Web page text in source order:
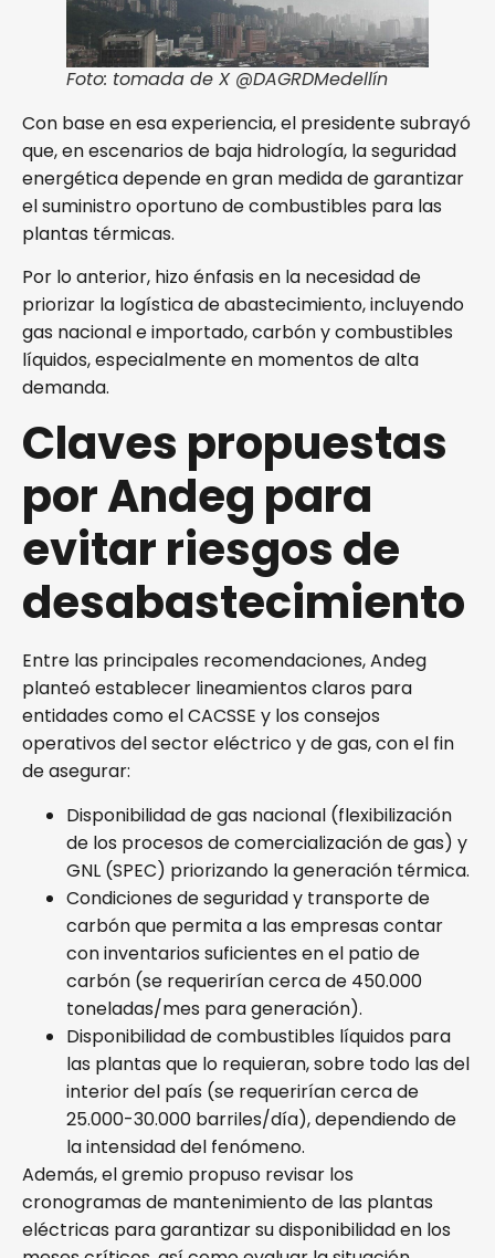
Foto: tomada de X @DAGRDMedellín
Con base en esa experiencia, el presidente subrayó
que, en escenarios de baja hidrología, la seguridad
energética depende en gran medida de garantizar
el suministro oportuno de combustibles para las
plantas térmicas.
Por lo anterior, hizo énfasis en la necesidad de
priorizar la logística de abastecimiento, incluyendo
gas nacional e importado, carbón y combustibles
líquidos, especialmente en momentos de alta
demanda.
Claves propuestas
por Andeg para
evitar riesgos de
desabastecimiento
Entre las principales recomendaciones, Andeg
planteó establecer lineamientos claros para
entidades como el CACSSE y los consejos
operativos del sector eléctrico y de gas, con el fin
de asegurar:
Disponibilidad de gas nacional (flexibilización
de los procesos de comercialización de gas) y
GNL (SPEC) priorizando la generación térmica.
Condiciones de seguridad y transporte de
carbón que permita a las empresas contar
con inventarios suficientes en el patio de
carbón (se requerirían cerca de 450.000
toneladas/mes para generación).
Disponibilidad de combustibles líquidos para
las plantas que lo requieran, sobre todo las del
interior del país (se requerirían cerca de
25.000-30.000 barriles/día), dependiendo de
la intensidad del fenómeno.
Además, el gremio propuso revisar los
cronogramas de mantenimiento de las plantas
eléctricas para garantizar su disponibilidad en los